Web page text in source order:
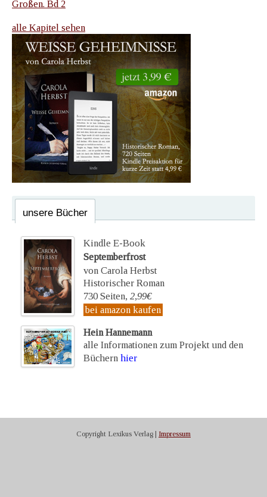
Großen. Bd 2
alle Kapitel sehen
unsere Bücher
Kindle E-Book
Septemberfrost
von Carola Herbst
Historischer Roman
730 Seiten, 2,99€
bei amazon kaufen
Hein Hannemann
alle Informationen zum Projekt und den
Büchern hier
Copyright Lexikus Verlag | Impressum